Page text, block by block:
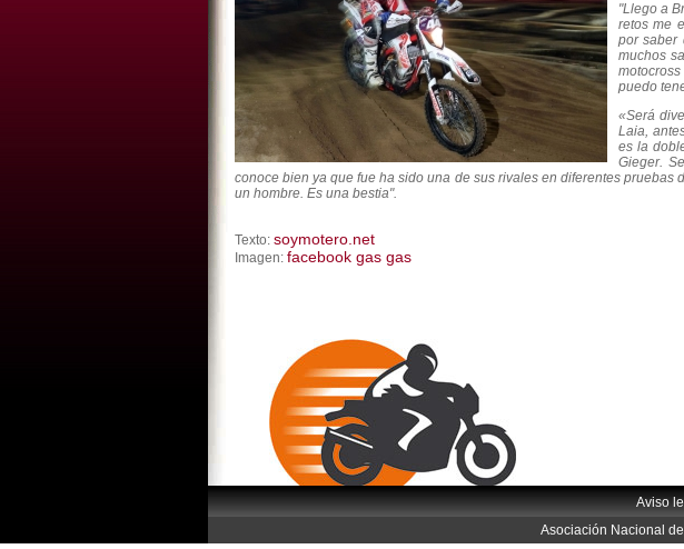
"Llego a
retos me
por saber
muchos
puedo
«Será
Laia,
es la
Gieger.
conoce bien ya que fue ha sido una de sus rivales en diferentes
un hombre. Es una bestia".
Texto: soymotero.net
Imagen: facebook gas gas
Aviso
Asociación Nacional